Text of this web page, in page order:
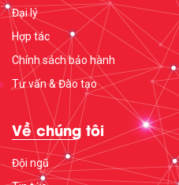
Đại lý
Hợp tác
Chính sách bảo hành
Tư vấn & Đào tạo
Về chúng tôi
Đội ngũ